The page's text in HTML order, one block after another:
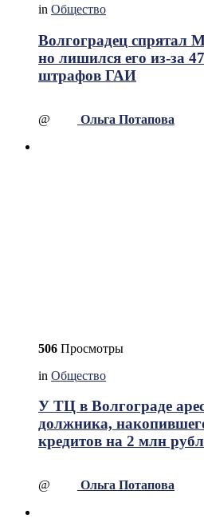
in Общество
Волгоградец спрятал
но лишился его из-за
штрафов ГАИ
@ Ольга Потапова
506 Просмотры
in Общество
У ТЦ в Волгограде
должника,
кредитов на 2 млн
@ Ольга Потапова